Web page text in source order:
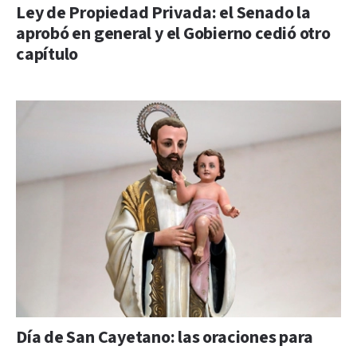
Ley de Propiedad Privada: el Senado la
aprobó en general y el Gobierno cedió otro
capítulo
Día de San Cayetano: las oraciones para